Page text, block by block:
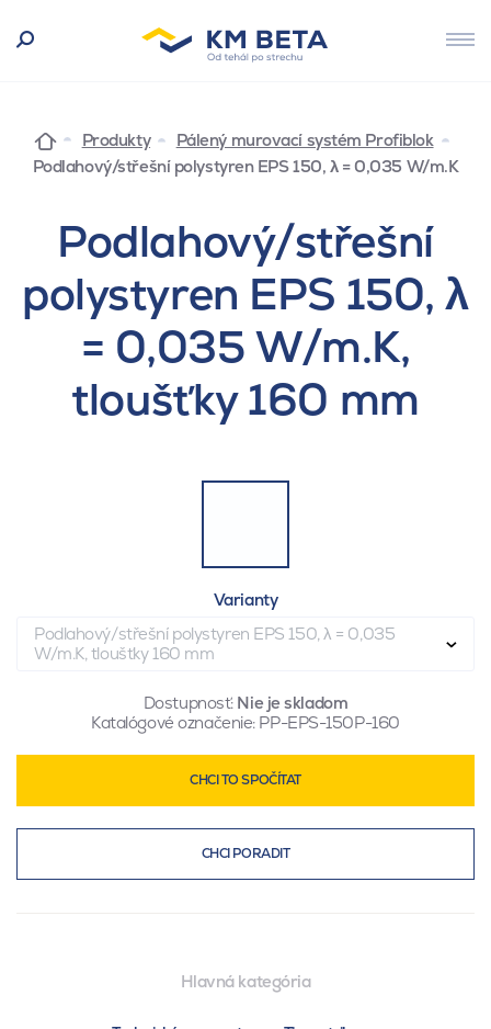
Produkty
Pálený murovací systém Profiblok
Podlahový/střešní polystyren EPS 150, λ = 0,035 W/m.K
Podlahový/střešní
polystyren EPS 150, λ
= 0,035 W/m.K,
tloušťky 160 mm
Varianty
Podlahový/střešní polystyren EPS 150, λ = 0,035
W/m.K, tloušťky 160 mm
Dostupnosť: Nie je skladom
Katalógové označenie: PP-EPS-150P-160
CHCI TO SPOČÍTAT
CHCI PORADIT
Hlavná kategória